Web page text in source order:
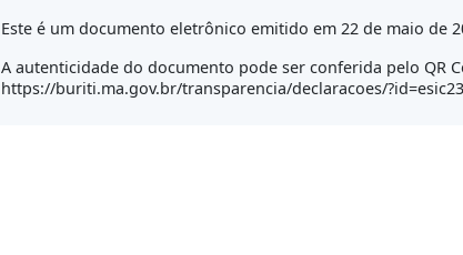
Este é um documento eletrônico emitido em 22 de maio de
A autenticidade do documento pode ser conferida pelo QR
https://buriti.ma.gov.br/transparencia/declaracoes/